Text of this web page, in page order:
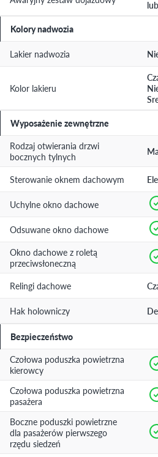
Kolory nadwozia
Lakier nadwozia
Kolor lakieru
Wyposażenie zewnętrzne
Rodzaj otwierania drzwi
bocznych tylnych
Sterowanie oknem dachowym
Uchylne okno dachowe
Odsuwane okno dachowe
Okno dachowe z roletą
przeciwsłoneczną
Relingi dachowe
Hak holowniczy
Bezpieczeństwo
Czołowa poduszka powietrzna
kierowcy
Czołowa poduszka powietrzna
pasażera
Boczne poduszki powietrzne
dla pasażerów pierwszego
rzędu siedzeń